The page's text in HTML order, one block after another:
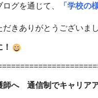
グを通じて、 「学校の
きありがとうございまし
師へ 通信制でキャリア